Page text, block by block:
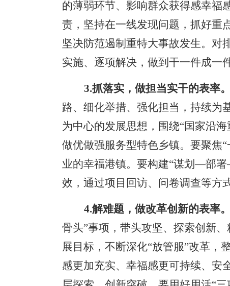
的薄弱环节、影响群众获得感幸福
责，坚持在一线发现问题，抓好重
坚决防范遏制重特大事故发生。对
实施、逐项解决，做到干一件成一件
3.抓落实，做担当实干的表率。
路、细化举措、强化担当，持续为
为中心的发展思想，围绕“国家沿
做优做强服务型特色乡镇。要聚焦
业的幸福港镇。要构建“谋划—部
效，通过项目回访、问卷调查等方
4.解难题，做改革创新的表率。
骨头”事项，带头攻坚、探索创新
展目标，不断深化“放管服”改革，
感更加充实、幸福感更可持续、安